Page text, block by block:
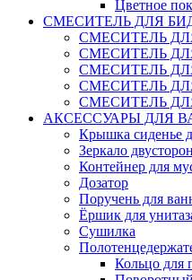
Цветное
СМЕСИТЕЛЬ ДЛЯ
СМЕСИТЕЛЬ
СМЕСИТЕЛЬ ДЛЯ
СМЕСИТЕЛЬ ДЛЯ
СМЕСИТЕЛЬ
СМЕСИТЕЛЬ
АКСЕССУАРЫ ДЛЯ
Крышка сиденье
Зеркало
Контейнер для
Дозатор
Поручень для
Ёршик для
Сушилка
Кольцо для